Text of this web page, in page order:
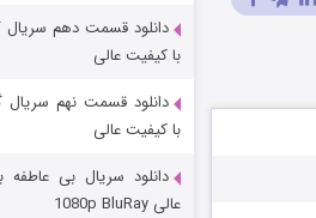
شکست استوارت در نجات
قسمت ۷ (زیرنویس)
دانلود قسمت دهم
با کیفیت عالی
دانلود قسمت نهم
با کیفیت عالی
دانلود سریال بی عاطفه
عالی 1080p BluRay